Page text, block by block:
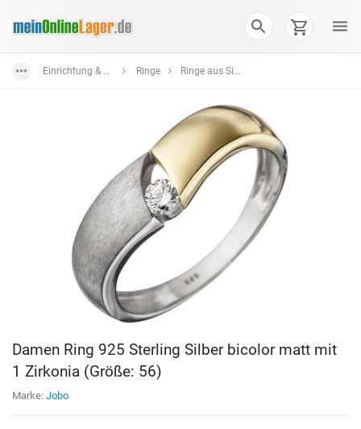
Einrichtung & Wohnaccessoires Ringe Ringe aus Silber in verschiedenen Farben und Formen
Damen Ring 925 Sterling Silber bicolor matt mit
1 Zirkonia (Größe: 56)
Marke: Jobo